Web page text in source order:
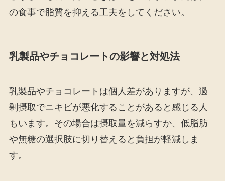
の食事で脂質を抑える工夫をしてください。
乳製品やチョコレートの影響と対処法
乳製品やチョコレートは個人差がありますが、過
剰摂取でニキビが悪化することがあると感じる人
もいます。その場合は摂取量を減らすか、低脂肪
や無糖の選択肢に切り替えると負担が軽減しま
す。